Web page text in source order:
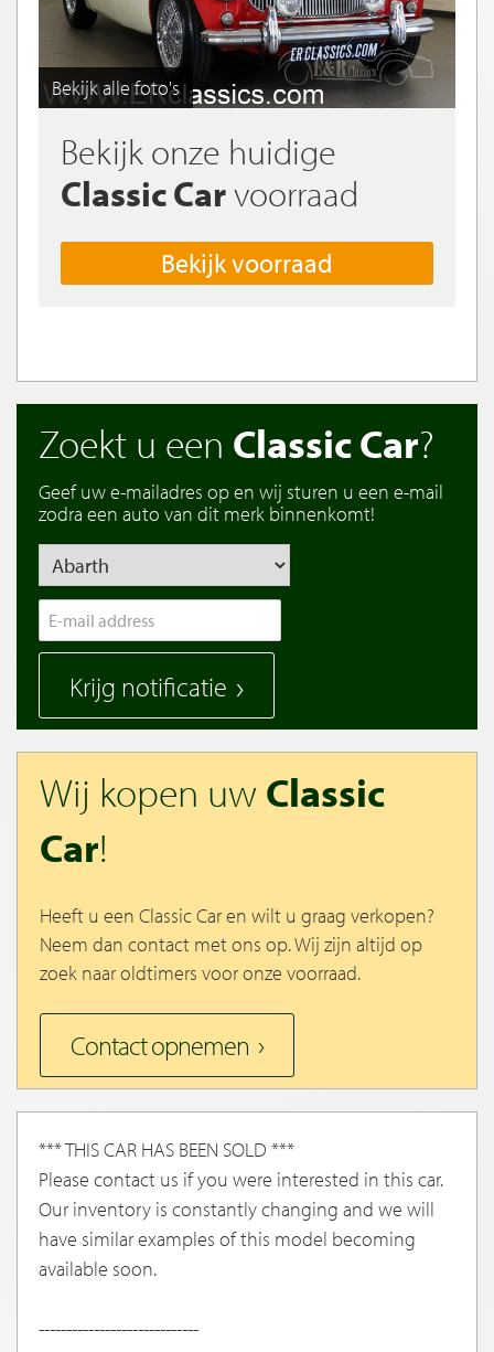
Bekijk alle foto's
Bekijk onze huidige
Classic Carvoorraad
Bekijk voorraad
Zoekt u een Classic Car?
Geef uw e-mailadres op en wij sturen u een e-mail
zodra een auto van dit merk binnenkomt!
Krijg notificatie
Wij kopen uwClassic
Car!
Heeft u een Classic Car en wilt u graag verkopen?
Neem dan contact met ons op. Wij zijn altijd op
zoek naar oldtimers voor onze voorraad.
Contact opnemen
*** THIS CAR HAS BEEN SOLD ***
Please contact us if you were interested in this car.
Our inventory is constantly changing and we will
have similar examples of this model becoming
available soon.
-----------------------------